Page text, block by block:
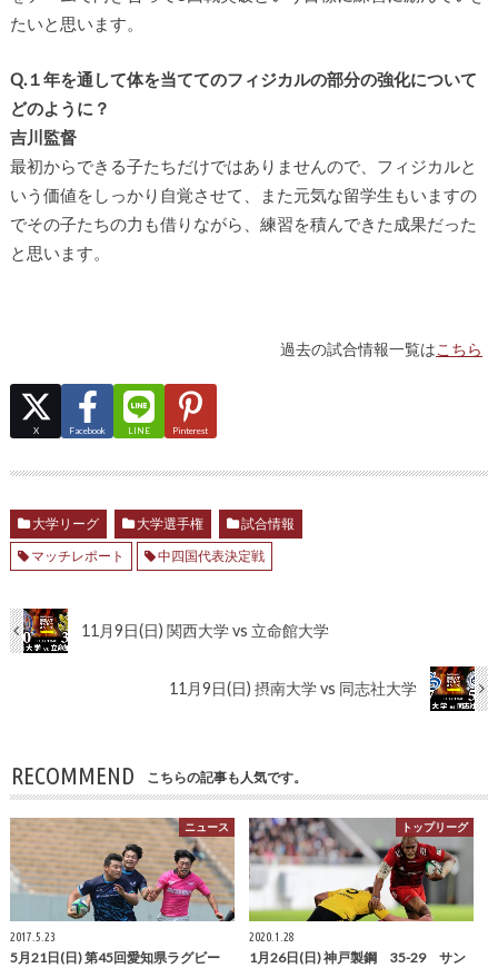
たいと思います。
Q.１年を通して体を当ててのフィジカルの部分の強化について
どのように？
吉川監督
最初からできる子たちだけではありませんので、フィジカルと
いう価値をしっかり自覚させて、また元気な留学生もいますの
でその子たちの力も借りながら、練習を積んできた成果だった
と思います。
過去の試合情報一覧はこちら
X Facebook LINE Pinterest
大学リーグ 大学選手権
試合情報
マッチレポート
中四国代表決定戦
11月9日(日) 関西大学 vs 立命館大学
11月9日(日) 摂南大学 vs 同志社大学
RECOMMEND こちらの記事も人気です。
ニュース
2017.5.23
5月21日(日) 第45回愛知県ラグビー
トップリーグ
2020.1.28
1月26日(日) 神戸製鋼 35-29 サン